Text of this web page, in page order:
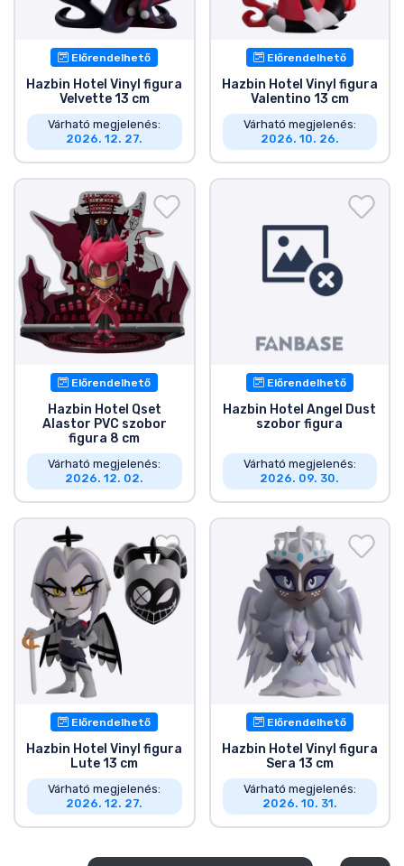
Előrendelhető
Hazbin Hotel Vinyl figura
Velvette 13 cm
Várható megjelenés:
2026. 12. 27.
Előrendelhető
Hazbin Hotel Vinyl figura
Valentino 13 cm
Várható megjelenés:
2026. 10. 26.
Előrendelhető
Hazbin Hotel Qset
Alastor PVC szobor
figura 8 cm
Várható megjelenés:
2026. 12. 02.
Előrendelhető
Hazbin Hotel Angel Dust
szobor figura
Várható megjelenés:
2026. 09. 30.
Előrendelhető
Hazbin Hotel Vinyl figura
Lute 13 cm
Várható megjelenés:
2026. 12. 27.
Előrendelhető
Hazbin Hotel Vinyl figura
Sera 13 cm
Várható megjelenés:
2026. 10. 31.